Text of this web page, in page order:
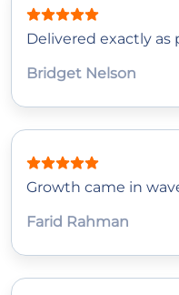
Delivered exactly as
Bridget Nelson
Growth came in
Farid Rahman